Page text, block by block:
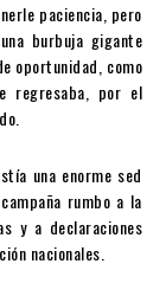
paciencia, pero
burbuja gigante
oportunidad, como
regresaba, por el
una enorme sed
rumbo a la
y a declaraciones
nacionales.